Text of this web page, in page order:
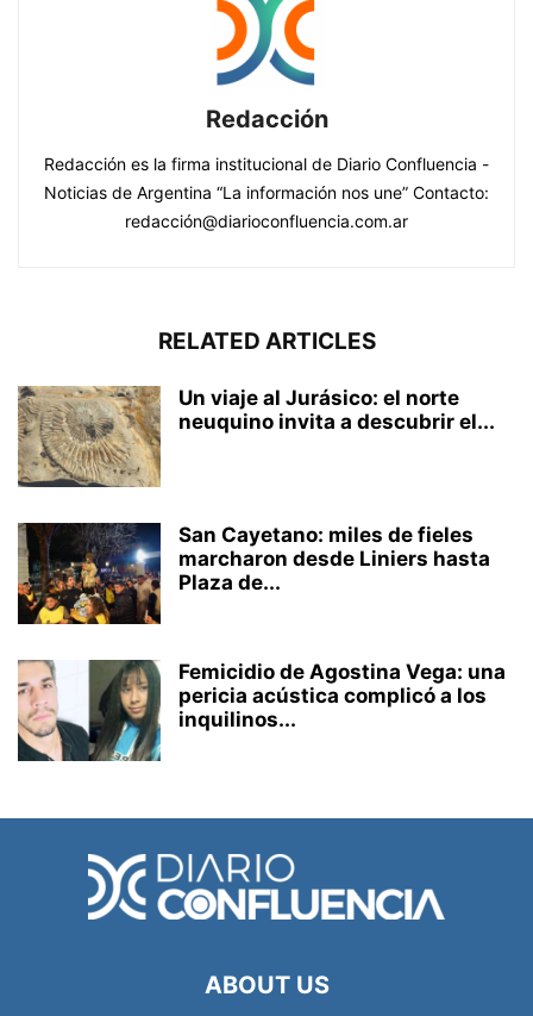
Redacción
Redacción es la firma institucional de Diario Confluencia -
Noticias de Argentina “La información nos une” Contacto:
redacción@diarioconfluencia.com.ar
RELATED ARTICLES
Un viaje al Jurásico: el norte
neuquino invita a descubrir el...
San Cayetano: miles de fieles
marcharon desde Liniers hasta
Plaza de...
Femicidio de Agostina Vega: una
pericia acústica complicó a los
inquilinos...
ABOUT US